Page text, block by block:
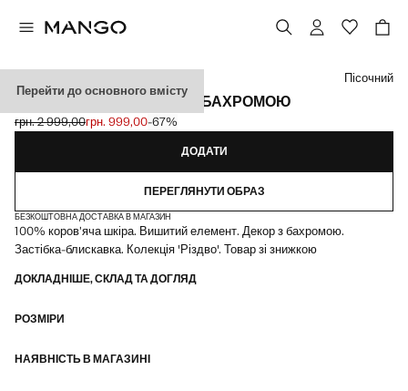
Перейти до основного вмісту
ШКІРЯНІ БОТИЛЬЙОНИ З БАХРОМОЮ
Початкова ціна перекреслена [грн. 2 999,00 ]
грн. 2 999,00
Поточна ціна [грн. 999,00 ]
грн. 999,00-67%
Виберіть колір
Пісочний
ДОДАТИ
ПЕРЕГЛЯНУТИ ОБРАЗ
БЕЗКОШТОВНА ДОСТАВКА В МАГАЗИН
100% коров’яча шкіра. Вишитий елемент. Декор з бахромою.
Застібка-блискавка. Колекція 'Різдво'. Товар зі знижкою
ДОКЛАДНІШЕ, СКЛАД ТА ДОГЛЯД
РОЗМІРИ
НАЯВНІСТЬ В МАГАЗИНІ